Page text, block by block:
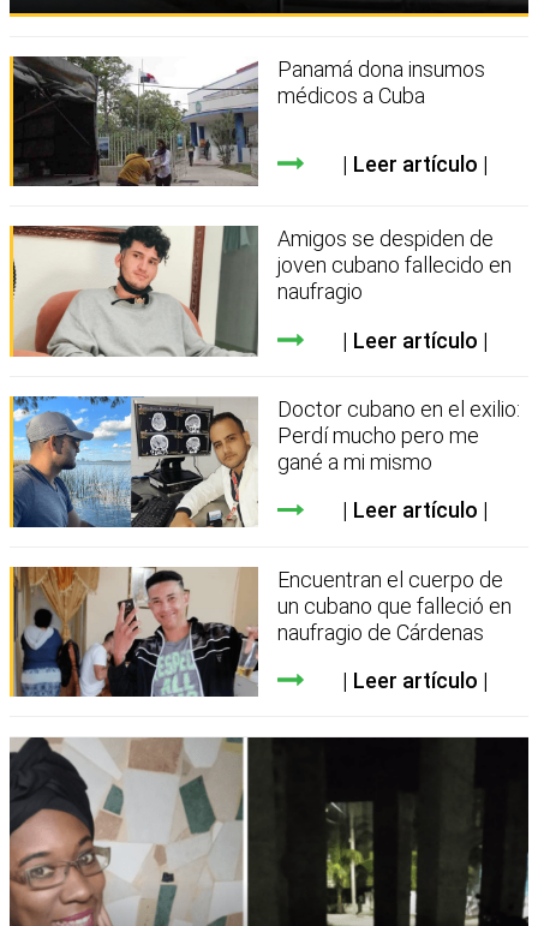
Panamá dona insumos
médicos a Cuba
Leer artículo
Amigos se despiden de
joven cubano fallecido en
naufragio
Leer artículo
Doctor cubano en el exilio:
Perdí mucho pero me
gané a mi mismo
Leer artículo
Encuentran el cuerpo de
un cubano que falleció en
naufragio de Cárdenas
Leer artículo